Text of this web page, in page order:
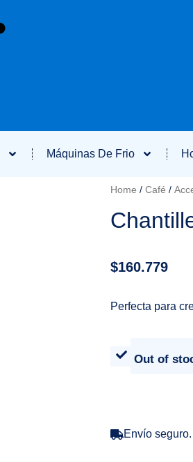
Máquinas De Frio
Home / Café /
$160.779
Perfecta para
Out of
Envío